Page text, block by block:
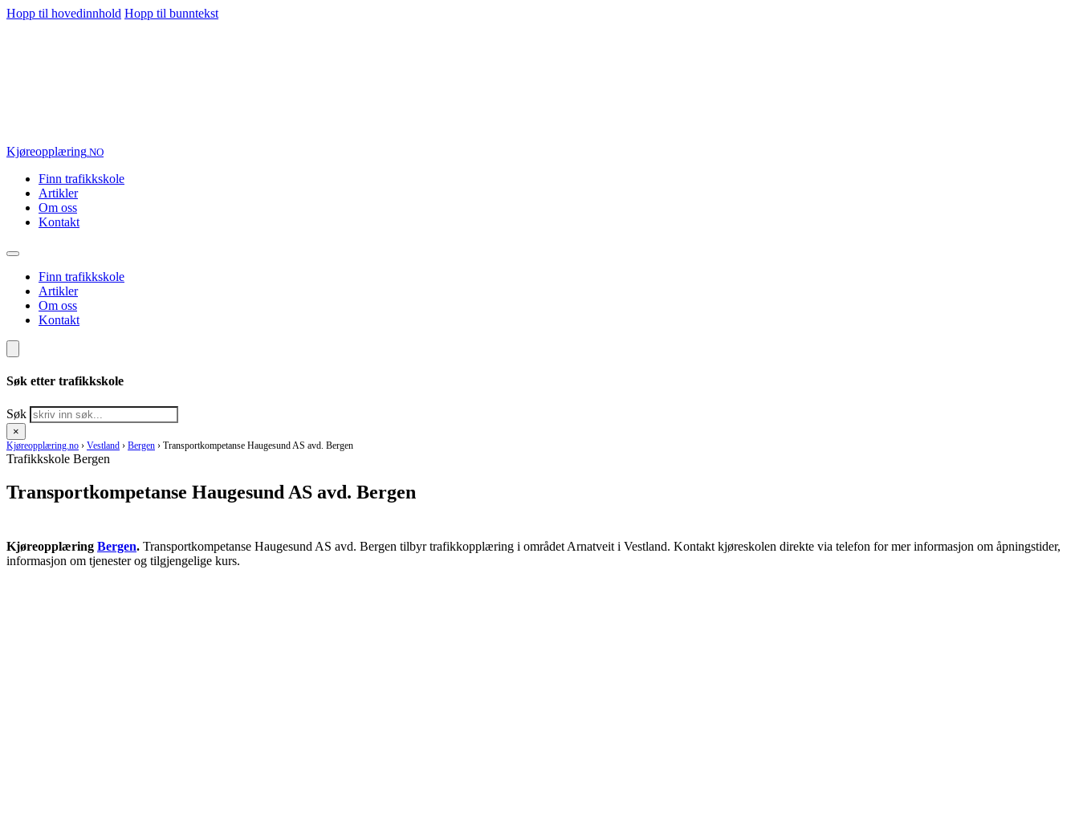
Hopp til hovedinnhold Hopp til bunntekst
Kjøreopplæring.NO
Finn trafikkskole
Artikler
Om oss
Kontakt
Finn trafikkskole
Artikler
Om oss
Kontakt
Søk etter trafikkskole
Søk
×
Kjøreopplæring.no › Vestland › Bergen › Transportkompetanse Haugesund AS avd. Bergen
Trafikkskole Bergen
Transportkompetanse Haugesund AS avd. Bergen
Kjøreopplæring Bergen. Transportkompetanse Haugesund AS avd. Bergen tilbyr trafikkopplæring i området Arnatveit i Vestland. Kontakt kjøreskolen direkte via telefon for mer informasjon om åpningstider,
informasjon om tjenester og tilgjengelige kurs.